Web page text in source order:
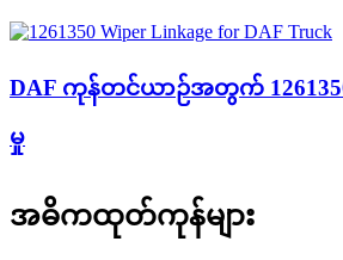
DAF ကုန်တင်ယာဉ်အတွက်
မှု
အဓိကထုတ်ကုန်များ